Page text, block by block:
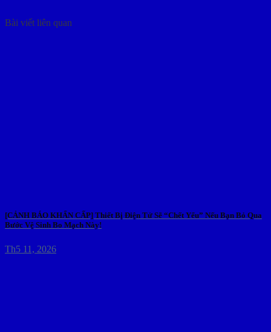
Bài viết liên quan
[CẢNH BÁO KHẨN CẤP] Thiết Bị Điện Tử Sẽ “Chết Yểu” Nếu Bạn Bỏ Qua
Bước Vệ Sinh Bo Mạch Này!
Th5 11, 2026